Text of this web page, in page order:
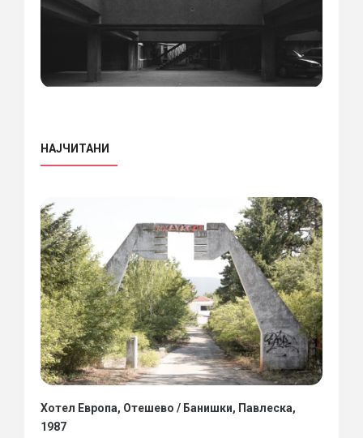
НАЈЧИТАНИ
Хотел Европа, Отешево / Банишки, Павлеска,
1987